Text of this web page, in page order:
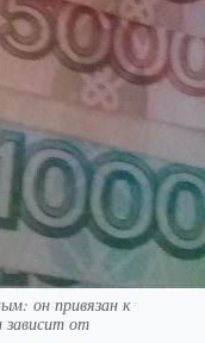
он привязан к
зависит от